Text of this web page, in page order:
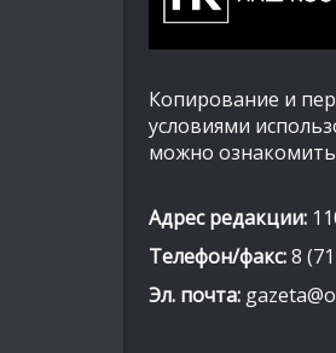
Копирование и
условиями
можно
Адрес редакции:
Телефон/факс:8
Эл. почта: